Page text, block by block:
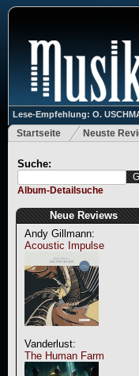
Lese-Empfehlung: O.
Startseite Neuste
Suche:
Album-Detailsuche
Neue Reviews
Andy Gillmann:
Acoustic Impulse
Vanderlust:
The Human Farm